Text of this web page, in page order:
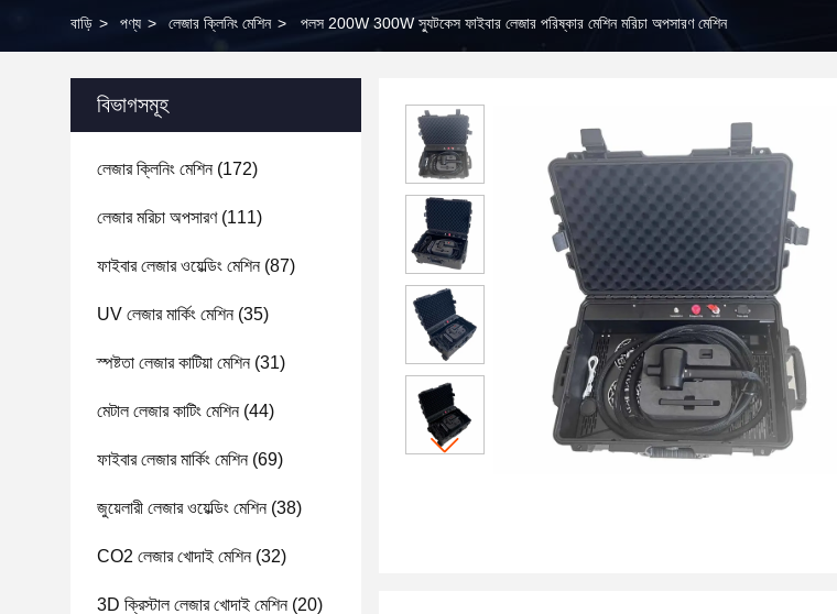
বাড়ি > পণ্য > লেজার ক্লিনিং মেশিন > পলস 200W 300W স্যুটকেস ফাইবার লেজার পরিষ্কার মেশিন মরিচা অপসারণ মেশিন
বিভাগসমূহ
লেজার ক্লিনিং মেশিন(172)
লেজার মরিচা অপসারণ(111)
ফাইবার লেজার ওয়েল্ডিং মেশিন(87)
UV লেজার মার্কিং মেশিন(35)
স্পষ্টতা লেজার কাটিয়া মেশিন(31)
মেটাল লেজার কাটিং মেশিন(44)
ফাইবার লেজার মার্কিং মেশিন(69)
জুয়েলারী লেজার ওয়েল্ডিং মেশিন(38)
CO2 লেজার খোদাই মেশিন(32)
3D ক্রিস্টাল লেজার খোদাই মেশিন(20)